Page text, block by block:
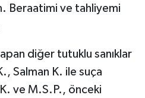
Beraatimi ve tahliyemi
diğer tutuklu sanıklar
Salman K. ile suça
ve M.S.P., önceki